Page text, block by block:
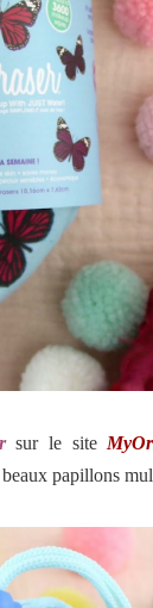
sur le site
papillons